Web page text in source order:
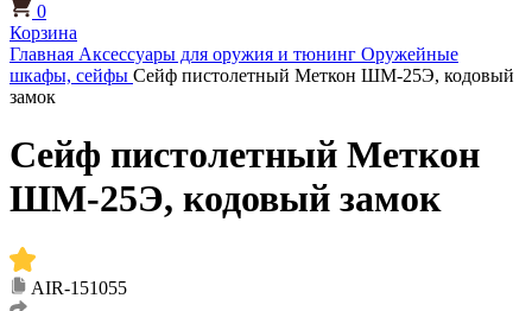
0
Корзина
Главная Аксессуары для оружия и тюнинг Оружейные
шкафы, сейфы Сейф пистолетный Меткон ШМ-25Э, кодовый
замок
Сейф пистолетный Меткон
ШМ-25Э, кодовый замок
AIR-151055